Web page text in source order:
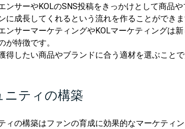
ンサーやKOLのSNS投稿をきっかけとして商品
に成長してくれるという流れを作ることができま
ンサーマーケティングやKOLマーケティングは
が特徴です。
得したい商品やブランドに合う適材を選ぶこと
ニティの構築
ィの構築はファンの育成に効果的なマーケティン